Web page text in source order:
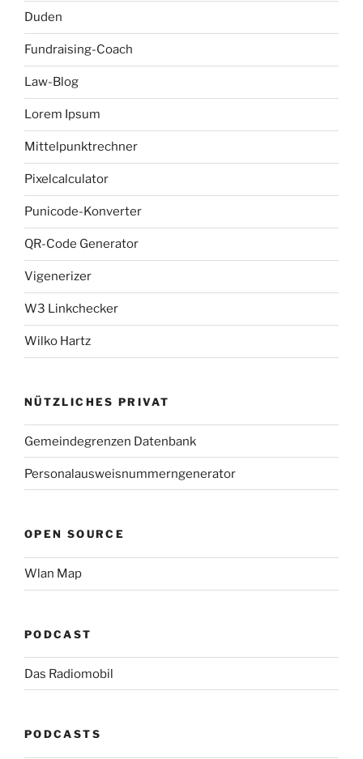
Duden
Fundraising-Coach
Law-Blog
Lorem Ipsum
Mittelpunktrechner
Pixelcalculator
Punicode-Konverter
QR-Code Generator
Vigenerizer
W3 Linkchecker
Wilko Hartz
NÜTZLICHES PRIVAT
Gemeindegrenzen Datenbank
Personalausweisnummerngenerator
OPEN SOURCE
Wlan Map
PODCAST
Das Radiomobil
PODCASTS